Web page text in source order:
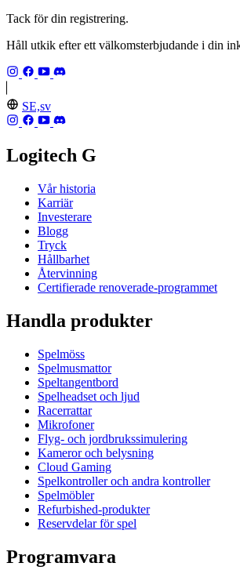
Tack för din registrering.
Håll utkik efter ett välkomsterbjudande i din
SE,sv
Logitech G
Vår historia
Karriär
Investerare
Blogg
Tryck
Hållbarhet
Återvinning
Certifierade renoverade-programmet
Handla produkter
Spelmöss
Spelmusmattor
Speltangentbord
Spelheadset och ljud
Racerrattar
Mikrofoner
Flyg- och jordbrukssimulering
Kameror och belysning
Cloud Gaming
Spelkontroller och andra kontroller
Spelmöbler
Refurbished-produkter
Reservdelar för spel
Programvara